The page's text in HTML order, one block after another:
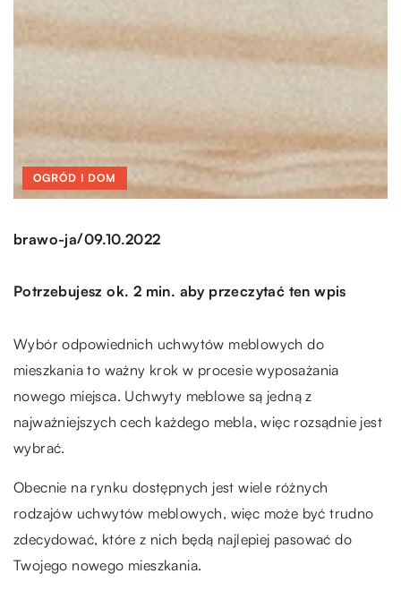
OGRÓD I DOM
brawo-ja/09.10.2022
Potrzebujesz ok. 2 min. aby przeczytać ten wpis
Wybór odpowiednich uchwytów meblowych do
mieszkania to ważny krok w procesie wyposażania
nowego miejsca. Uchwyty meblowe są jedną z
najważniejszych cech każdego mebla, więc rozsądnie jest
wybrać.
Obecnie na rynku dostępnych jest wiele różnych
rodzajów uchwytów meblowych, więc może być trudno
zdecydować, które z nich będą najlepiej pasować do
Twojego nowego mieszkania.